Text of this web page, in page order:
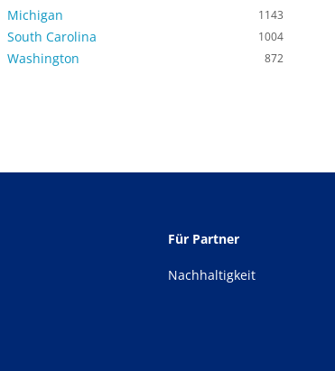
Michigan 1143
South Carolina 1004
Washington 872
Für Partner
Nachhaltigkeit